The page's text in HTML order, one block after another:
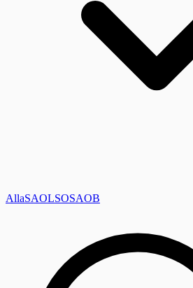
AllaSAOLSOSAOB